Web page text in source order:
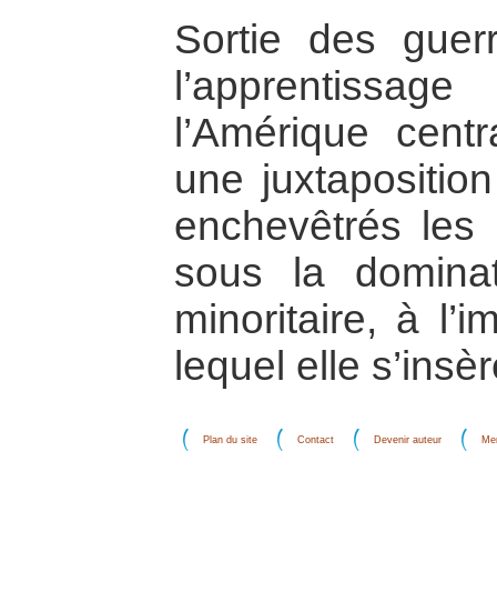
Sortie des
l’Amérique
une
enchevêtrés
sous la
minoritaire, à
lequel elle
Plan du site Contact Devenir auteur